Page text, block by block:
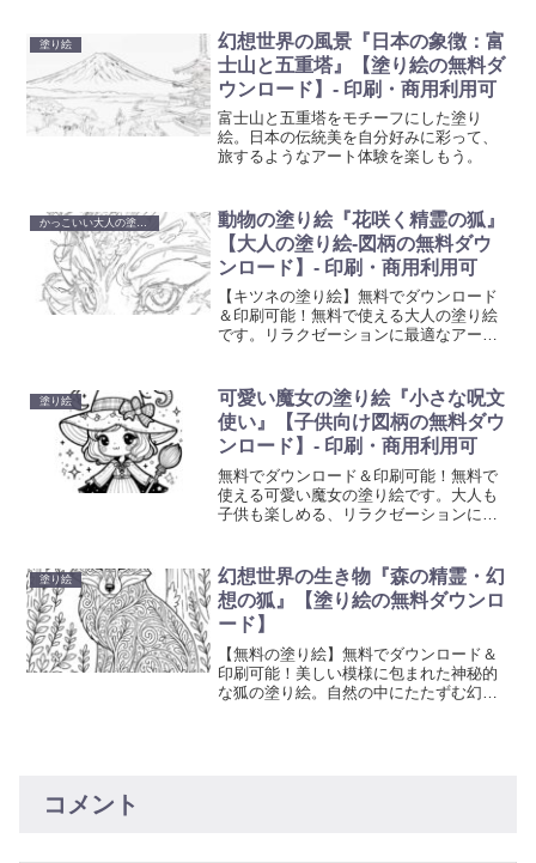
忙しさから解放されるひと時を。
塗り絵
幻想世界の風景『日本の象徴：富
士山と五重塔』【塗り絵の無料ダ
ウンロード】- 印刷・商用利用可
富士山と五重塔をモチーフにした塗り
絵。日本の伝統美を自分好みに彩って、
旅するようなアート体験を楽しもう。
動物の塗り絵『花咲く精霊の狐』
【大人の塗り絵-図柄の無料ダウ
ンロード】- 印刷・商用利用可
【キツネの塗り絵】無料でダウンロード
＆印刷可能！無料で使える大人の塗り絵
です。リラクゼーションに最適なアート
解放されるひと時を。
塗り絵
可愛い魔女の塗り絵『小さな呪文
使い』【子供向け図柄の無料ダウ
ンロード】- 印刷・商用利用可
無料でダウンロード＆印刷可能！無料で
使える可愛い魔女の塗り絵です。大人も
子供も楽しめる、リラクゼーションに最
忙しさから解放されるひと時を。
塗り絵
幻想世界の生き物『森の精霊・幻
想の狐』【塗り絵の無料ダウンロ
ード】
【無料の塗り絵】無料でダウンロード＆
印刷可能！美しい模様に包まれた神秘的
な狐の塗り絵。自然の中にたたずむ幻想
コメント